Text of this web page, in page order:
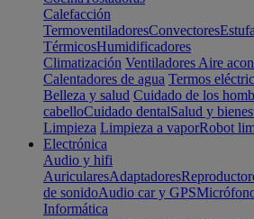
Calefacción
TermoventiladoresConvectores
TérmicosHumidificadores
Climatización Ventiladores Aire
Calentadores de agua Termos
Belleza y salud Cuidado de los
cabelloCuidado dentalSalud y
Limpieza Limpieza a vaporRobot
Electrónica
Audio y hifi
AuricularesAdaptadores
de sonidoAudio car y GPS
Informática